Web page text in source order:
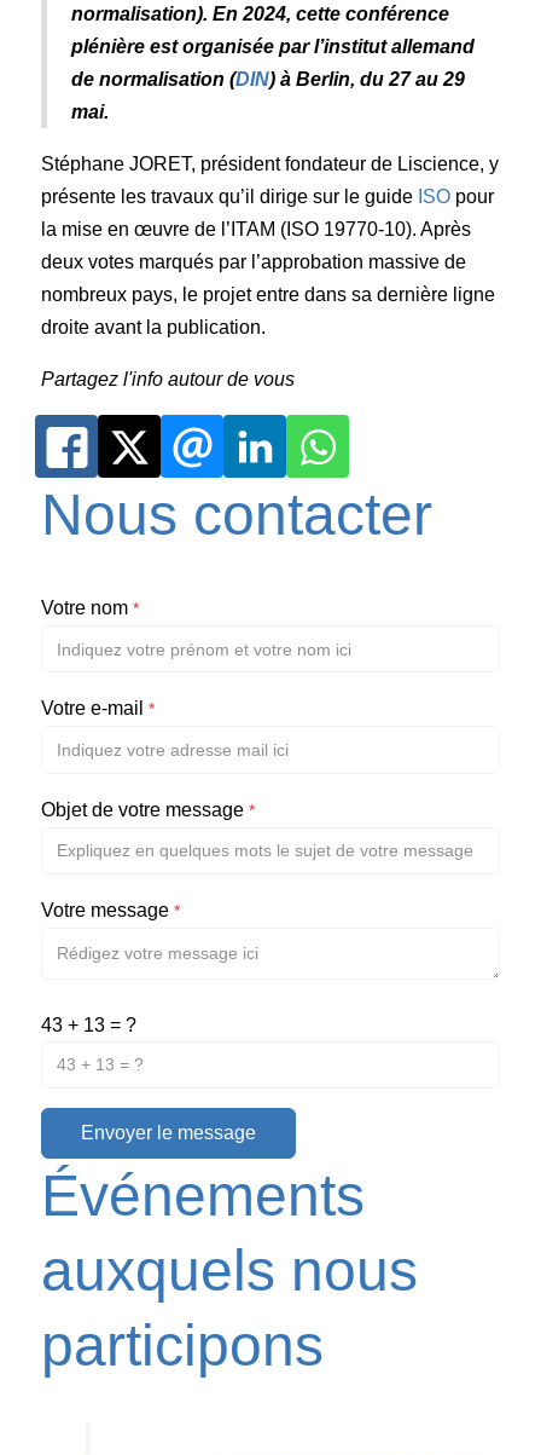
normalisation). En 2024, cette conférence
plénière est organisée par l’institut allemand
de normalisation (DIN) à Berlin, du 27 au 29
mai.
Stéphane JORET, président fondateur de Liscience, y
présente les travaux qu’il dirige sur le guide ISO pour
la mise en œuvre de l’ITAM (ISO 19770-10). Après
deux votes marqués par l’approbation massive de
nombreux pays, le projet entre dans sa dernière ligne
droite avant la publication.
Partagez l'info autour de vous
Nous contacter
Votre nom*
Votre e-mail*
Objet de votre message*
Votre message*
43 + 13 = ?
Envoyer le message
Événements
auxquels nous
participons